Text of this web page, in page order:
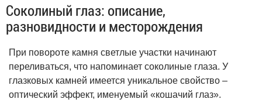
Соколиный глаз: описание,
разновидности и месторождения
При повороте камня светлые участки начинают
переливаться, что напоминает соколиные глаза. У
глазковых камней имеется уникальное свойство –
оптический эффект, именуемый «кошачий глаз».